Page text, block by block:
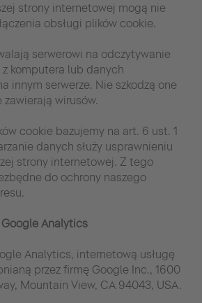
strony internetowej mogą nie
obsługi plików cookie.
serwerowi na odczytywanie
komputera lub danych
innym serwerze. Nie szkodzą one
wirusów.
cookie bazujemy na art. 6 ust. 1
danych służy usprawnieniu
strony internetowej. Z tego
do ochrony naszego
Analytics
Analytics, internetową usługę
przez firmę Google Inc., 1600
Mountain View, CA 94043, USA.